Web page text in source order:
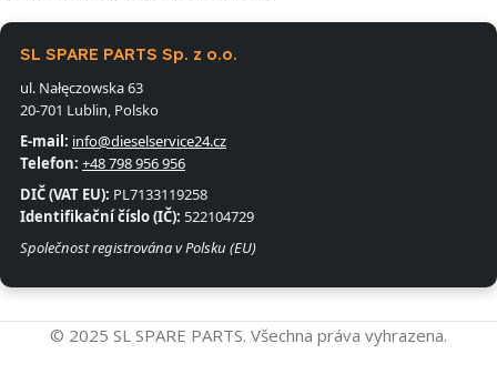
SL SPARE PARTS Sp. z o.o.
ul. Nałęczowska 63
20-701 Lublin, Polsko
E-mail: info@dieselservice24.cz
Telefon: +48 798 956 956
DIČ (VAT EU): PL7133119258
Identifikační číslo (IČ): 522104729
Společnost registrována v Polsku (EU)
© 2025 SL SPARE PARTS. Všechna práva vyhrazena.